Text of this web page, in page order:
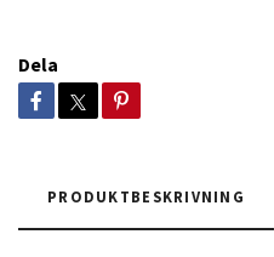
Dela
PRODUKTBESKRIVNING